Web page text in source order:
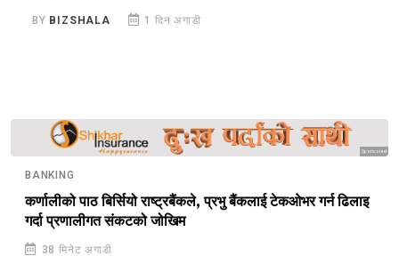
BY BIZSHALA 1 दिन अगाडी
Sponsored
BANKING
कर्णालीको पाठ बिर्सियो राष्ट्रबैंकले, प्रभु बैंकलाई टेकओभर गर्न ढिलाइ
गर्दा प्रणालीगत संकटको जोखिम
38 मिनेट अगाडी